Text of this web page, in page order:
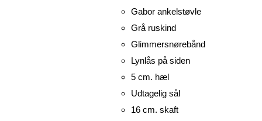
Gabor ankelstøvle
Grå ruskind
Glimmersnørebånd
Lynlås på siden
5 cm. hæl
Udtagelig sål
16 cm. skaft